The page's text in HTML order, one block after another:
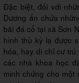
Đặc biệt, đối với
Dương ẩn chứa
bãi đá cổ tại xã Sơn
hình thù kỳ lạ được
hóa, hay di chỉ cư
các nhà khoa học
minh chứng cho một